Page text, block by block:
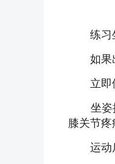
练习坐
如果
立即
坐姿提
膝关节疼
运动